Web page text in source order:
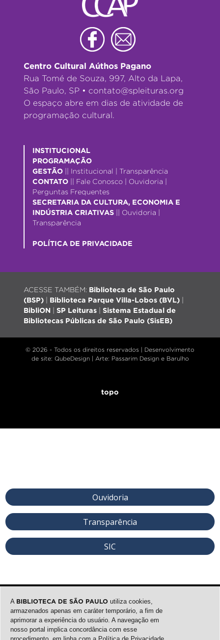
Centro Cultural Aúthos Pagano
Rua Tomé de Souza, 997, Alto da Lapa,
São Paulo, SP • contato@spleituras.org
O espaço abre em dias de atividade de
programação cultural.
INSTITUCIONAL
PROGRAMAÇÃO
GESTÃO
Institucional
Transparência
CONTATO
Fale Conosco Ouvidoria
Perguntas Frequentes
SECRETARIA DA CULTURA, ECONOMIA E
INDÚSTRIA CRIATIVAS
Ouvidoria
Transparência
POLÍTICA DE PRIVACIDADE
ACESSE TAMBÉM: Biblioteca de São Paulo
(BSP)
Biblioteca Parque Villa-Lobos (BVL)
BibliON
SP Leituras
Sistema Estadual de
Bibliotecas Públicas de São Paulo (SisEB)
© 2026 - Todos os direitos reservados | Desenvolvimento
de site: QubeDesign | Arte: Passarim Design e Barulho
topo
Ouvidoria
Transparência
SIC
A BIBLIOTECA DE SÃO PAULO utiliza cookies,
armazenados apenas em caráter temporário, a fim de
aprimorar a experiência do usuário. A navegação em
nosso portal implica concordância com esse